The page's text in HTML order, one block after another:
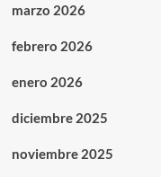
marzo 2026
febrero 2026
enero 2026
diciembre 2025
noviembre 2025